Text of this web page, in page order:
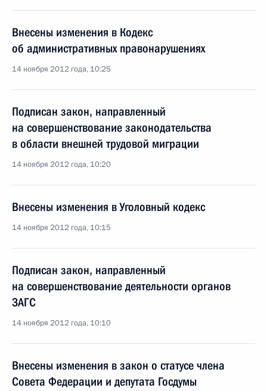
Внесены изменения в Кодекс
об административных правонарушениях
14 ноября 2012 года, 10:25
Подписан закон, направленный
на совершенствование законодательства
в области внешней трудовой миграции
14 ноября 2012 года, 10:20
Внесены изменения в Уголовный кодекс
14 ноября 2012 года, 10:15
Подписан закон, направленный
на совершенствование деятельности органов
ЗАГС
14 ноября 2012 года, 10:10
Внесены изменения в закон о статусе члена
Совета Федерации и депутата Госдумы